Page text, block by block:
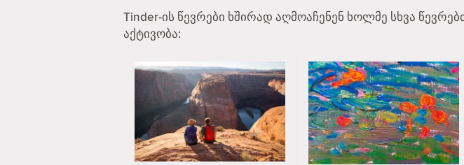
Tinder-ის წევრები ხშირად აღმოაჩენენ ხოლმე სხვა
აქტივობა: